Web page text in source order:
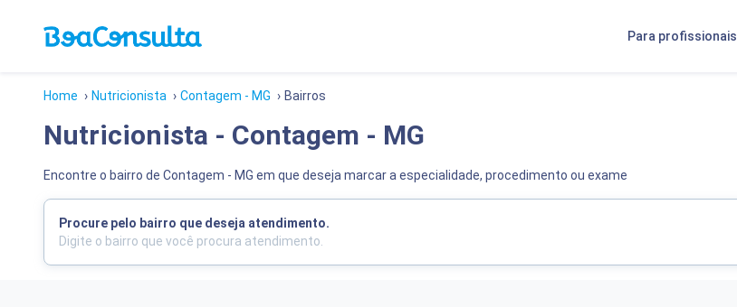
Para profissionais
Home › Nutricionista › Contagem - MG › Bairros
Nutricionista - Contagem - MG
Encontre o bairro de Contagem - MG em que deseja marcar a especialidade, procedimento ou exame
Procure pelo bairro que deseja atendimento.